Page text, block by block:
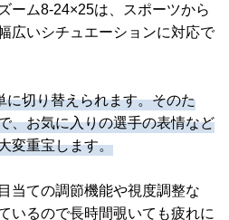
ーム8-24×25は、スポーツから
広いシチュエーションに対応で
に切り替えられます。そのた
、お気に入りの選手の表情など
変重宝します。
当ての調節機能や視度調整な
いるので長時間覗いても疲れに